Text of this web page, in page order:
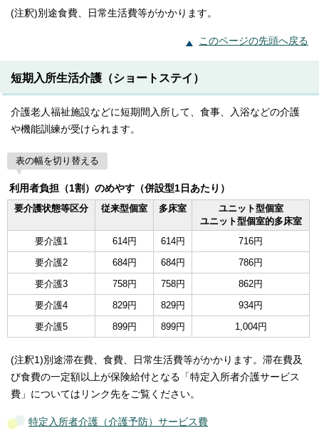
(注釈)別途食費、日常生活費等がかかります。
このページの先頭へ戻る
短期入所生活介護（ショートステイ）
介護老人福祉施設などに短期間入所して、食事、入浴などの介護
や機能訓練が受けられます。
表の幅を切り替える
利用者負担（1割）のめやす（併設型1日あたり）
要介護状態等区分
従来型個室 多床室
ユニット型個室
ユニット型個室的多床室
要介護1
614円 614円
716円
要介護2
684円 684円
786円
要介護3
758円 758円
862円
要介護4
829円 829円
934円
要介護5
899円 899円 1,004円
(注釈1)別途滞在費、食費、日常生活費等がかかります。滞在費及
び食費の一定額以上が保険給付となる「特定入所者介護サービス
費」についてはリンク先をご覧ください。
特定入所者介護（介護予防）サービス費